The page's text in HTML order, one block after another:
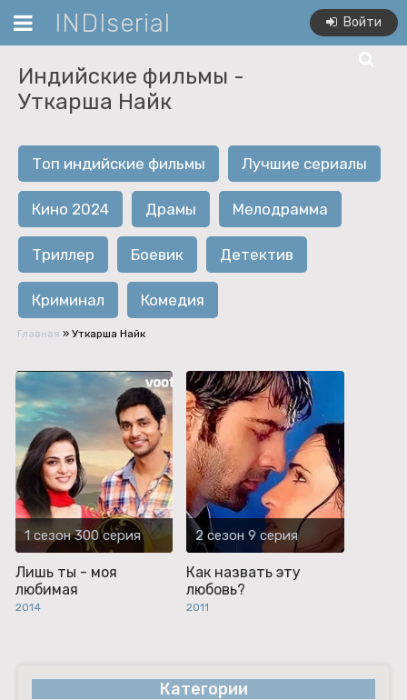
INDIserial Войти
Индийские фильмы -
Уткарша Найк
Топ индийские фильмы Лучшие сериалы
Кино 2024 Драмы Мелодрамма
Триллер Боевик Детектив
Криминал Комедия
Главная » Уткарша Найк
1 сезон 300 серия
Лишь ты - моя
любимая
2014
2 сезон 9 серия
Как назвать эту
любовь?
2011
Категории